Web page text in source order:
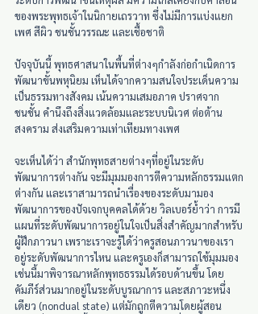
ของพระพุทธเจ้าในนิกายเถรวาท ซึ่งไม่มีการแบ่งแยก
เพศ สีผิว ชนชั้นวรรณะ และเชื้อชาติ
ปัจจุบันนี้ พุทธศาสนาในพื้นที่ต่างๆกำลังก่อกำเนิดการ
พัฒนาขั้นพหุนิยม เห็นได้จากความสนใจประเด็นความ
เป็นธรรมทางสังคม เน้นความเสมอภาค ปราศจาก
ชนชั้น คำนึงถึงสิ่งแวดล้อมและระบบนิเวศ ต่อต้าน
สงคราม ส่งเสริมความเท่าเทียมทางเพศ
จะเห็นได้ว่า สำนักพุทธสายต่างๆที่อยู่ในระดับ
พัฒนาการต่างกัน จะมีมุมมองการตีความหลักธรรมแตก
ต่างกัน และเราสามารถนำเรื่องของระดับมามอง
พัฒนาการของปัจเจกบุคคลได้ด้วย วิลเบอร์ย้ำว่า การมี
แผนที่ระดับพัฒนาการอยู่ในใจเป็นสิ่งสำคัญมากสำหรับ
ผู้ฝึกภาวนา เพราะเราจะรู้ได้ว่าครูสอนภาวนาของเรา
อยู่ระดับพัฒนาการไหน และครูเองก็สามารถใช้มุมมอง
เช่นนี้มาพิจารณาหลักพุทธธรรมได้รอบด้านขึ้น โดย
คัมภีร์ส่วนมากอยู่ในระดับบูรณาการ และสภาวะหนึ่ง
เดียว (nondual state) แต่มักถูกตีความโดยผู้สอน